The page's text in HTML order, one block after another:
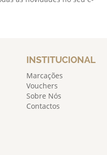
INSTITUCIONAL
Marcações
Vouchers
Sobre Nós
Contactos